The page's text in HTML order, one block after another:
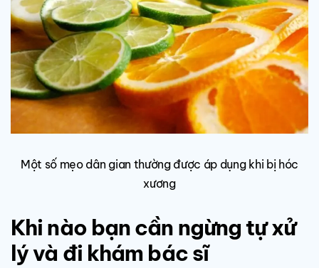
Một số mẹo dân gian thường được áp dụng khi bị hóc
xương
Khi nào bạn cần ngừng tự xử
lý và đi khám bác sĩ